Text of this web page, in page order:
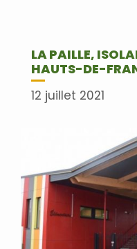
LA PAILLE,
HAUTS-DE-
12 juillet 2021